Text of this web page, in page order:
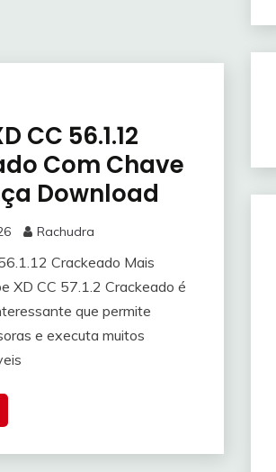
CC 56.1.12
Com Chave
Download
Rachudra
Crackeado Mais
XD CC 57.1.2 Crackeado é
que permite
e executa muitos